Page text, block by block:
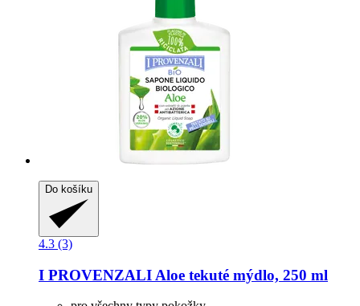
Do košíku
4.3 (3)
I PROVENZALI Aloe tekuté mýdlo, 250 ml